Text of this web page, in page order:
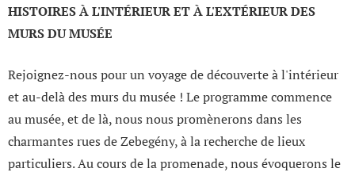
HISTOIRES À L'INTÉRIEUR ET À L'EXTÉRIEUR DES
MURS DU MUSÉE
Rejoignez-nous pour un voyage de découverte à l'intérieur
et au-delà des murs du musée ! Le programme commence
au musée, et de là, nous nous promènerons dans les
charmantes rues de Zebegény, à la recherche de lieux
particuliers. Au cours de la promenade, nous évoquerons le